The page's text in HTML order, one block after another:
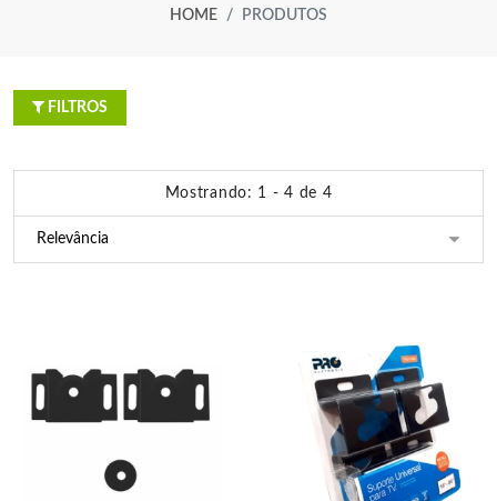
HOME PRODUTOS
FILTROS
Mostrando: 1 - 4 de 4